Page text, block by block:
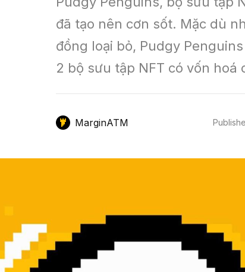
đã tạo nên cơn sốt. Mặc dù
đồng loại bỏ, Pudgy
2 bộ sưu tập NFT có vốn
MarginATM